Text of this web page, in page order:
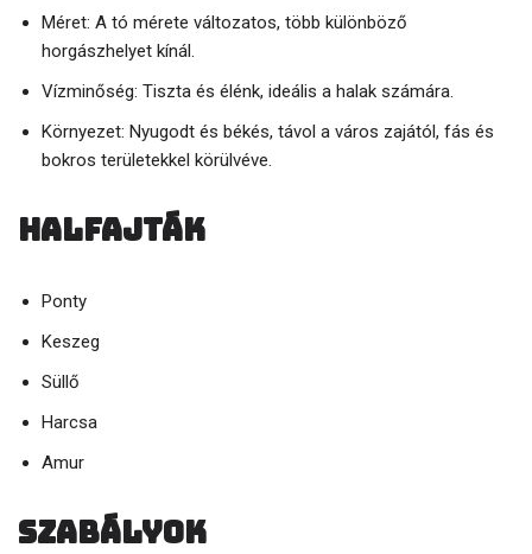
Méret: A tó mérete változatos, több különböző
horgászhelyet kínál.
Vízminőség: Tiszta és élénk, ideális a halak számára.
Környezet: Nyugodt és békés, távol a város zajától, fás és
bokros területekkel körülvéve.
Halfajták
Ponty
Keszeg
Süllő
Harcsa
Amur
Szabályok